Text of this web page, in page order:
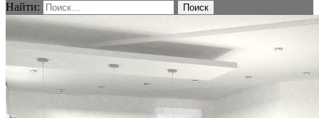
Найти: